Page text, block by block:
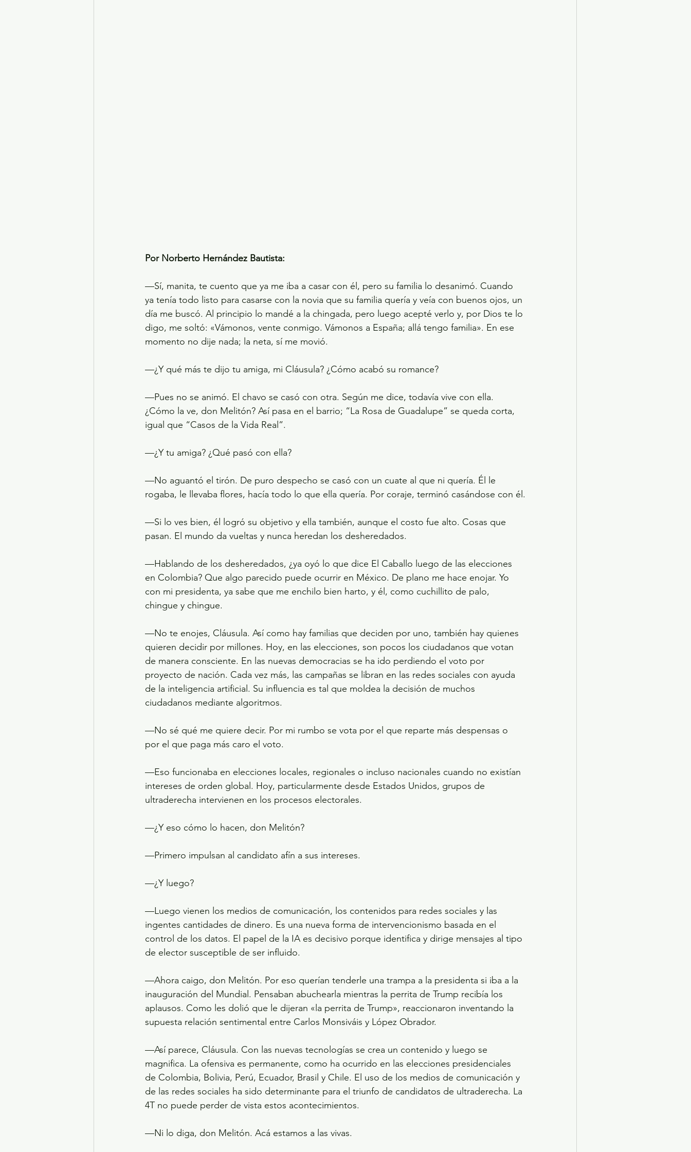
Por Norberto Hernández Bautista:
—Sí, manita, te cuento que ya me iba a casar con él, pero su familia lo desanimó. Cuando
ya tenía todo listo para casarse con la novia que su familia quería y veía con buenos ojos, un
día me buscó. Al principio lo mandé a la chingada, pero luego acepté verlo y, por Dios te lo
digo, me soltó: «Vámonos, vente conmigo. Vámonos a España; allá tengo familia». En ese
momento no dije nada; la neta, sí me movió.
—¿Y qué más te dijo tu amiga, mi Cláusula? ¿Cómo acabó su romance?
—Pues no se animó. El chavo se casó con otra. Según me dice, todavía vive con ella.
¿Cómo la ve, don Melitón? Así pasa en el barrio; “La Rosa de Guadalupe” se queda corta,
igual que “Casos de la Vida Real”.
—¿Y tu amiga? ¿Qué pasó con ella?
—No aguantó el tirón. De puro despecho se casó con un cuate al que ni quería. Él le
rogaba, le llevaba flores, hacía todo lo que ella quería. Por coraje, terminó casándose con él.
—Si lo ves bien, él logró su objetivo y ella también, aunque el costo fue alto. Cosas que
pasan. El mundo da vueltas y nunca heredan los desheredados.
—Hablando de los desheredados, ¿ya oyó lo que dice El Caballo luego de las elecciones
en Colombia? Que algo parecido puede ocurrir en México. De plano me hace enojar. Yo
con mi presidenta, ya sabe que me enchilo bien harto, y él, como cuchillito de palo,
chingue y chingue.
—No te enojes, Cláusula. Así como hay familias que deciden por uno, también hay quienes
quieren decidir por millones. Hoy, en las elecciones, son pocos los ciudadanos que votan
de manera consciente. En las nuevas democracias se ha ido perdiendo el voto por
proyecto de nación. Cada vez más, las campañas se libran en las redes sociales con ayuda
de la inteligencia artificial. Su influencia es tal que moldea la decisión de muchos
ciudadanos mediante algoritmos.
—No sé qué me quiere decir. Por mi rumbo se vota por el que reparte más despensas o
por el que paga más caro el voto.
—Eso funcionaba en elecciones locales, regionales o incluso nacionales cuando no existían
intereses de orden global. Hoy, particularmente desde Estados Unidos, grupos de
ultraderecha intervienen en los procesos electorales.
—¿Y eso cómo lo hacen, don Melitón?
—Primero impulsan al candidato afín a sus intereses.
—¿Y luego?
—Luego vienen los medios de comunicación, los contenidos para redes sociales y las
ingentes cantidades de dinero. Es una nueva forma de intervencionismo basada en el
control de los datos. El papel de la IA es decisivo porque identifica y dirige mensajes al tipo
de elector susceptible de ser influido.
—Ahora caigo, don Melitón. Por eso querían tenderle una trampa a la presidenta si iba a la
inauguración del Mundial. Pensaban abuchearla mientras la perrita de Trump recibía los
aplausos. Como les dolió que le dijeran «la perrita de Trump», reaccionaron inventando la
supuesta relación sentimental entre Carlos Monsiváis y López Obrador.
—Así parece, Cláusula. Con las nuevas tecnologías se crea un contenido y luego se
magnifica. La ofensiva es permanente, como ha ocurrido en las elecciones presidenciales
de Colombia, Bolivia, Perú, Ecuador, Brasil y Chile. El uso de los medios de comunicación y
de las redes sociales ha sido determinante para el triunfo de candidatos de ultraderecha. La
4T no puede perder de vista estos acontecimientos.
—Ni lo diga, don Melitón. Acá estamos a las vivas.